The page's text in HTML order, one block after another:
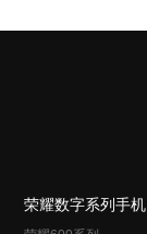
荣耀数字系列手机